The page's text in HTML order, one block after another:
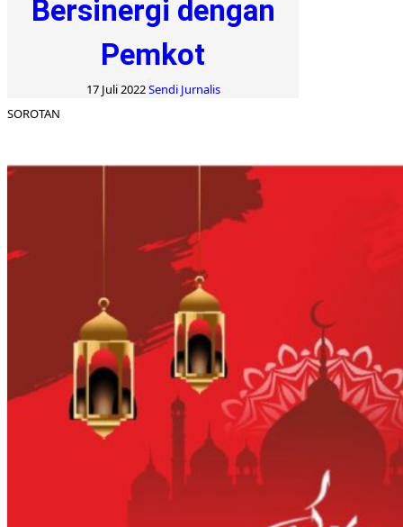
Bersinergi dengan
Pemkot
17 Juli 2022Sendi Jurnalis
SOROTAN